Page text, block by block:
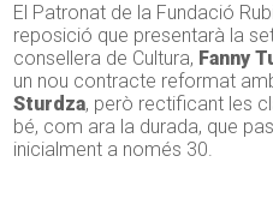
El Patronat de la Fundació
reposició que presentarà la
consellera de Cultura, Fanny
un nou contracte reformat
Sturdza, però rectificant les
bé, com ara la durada, que
inicialment a només 30.